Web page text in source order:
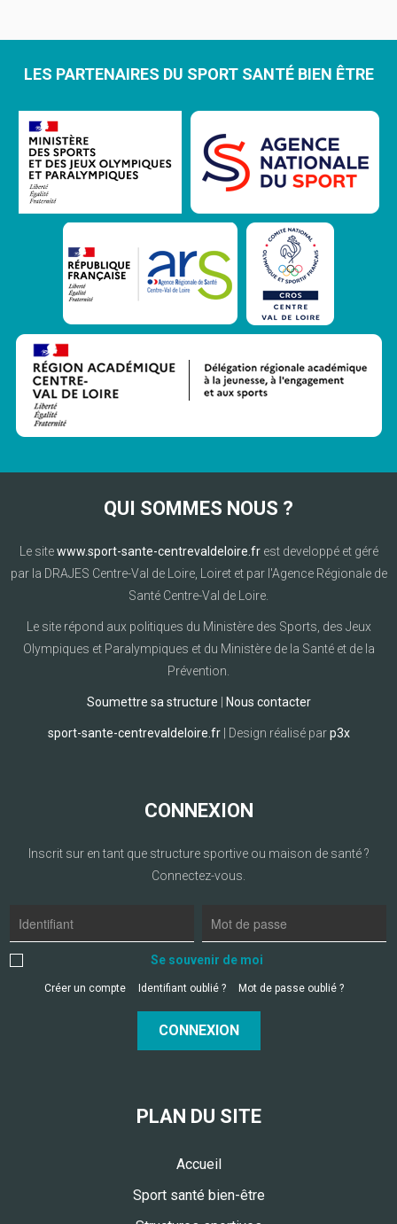
LES PARTENAIRES DU SPORT SANTÉ BIEN ÊTRE
QUI SOMMES NOUS ?
Le sitewww.sport-sante-centrevaldeloire.frest developpé et géré
par la DRAJES Centre-Val de Loire, Loiret et par l'Agence Régionale de
Santé Centre-Val de Loire.
Le site répond aux politiques du Ministère des Sports, des Jeux
Olympiques et Paralympiques et du Ministère de la Santé et de la
Prévention.
Soumettre sa structure Nous contacter
sport-sante-centrevaldeloire.fr| Design réalisé parp3x
CONNEXION
Inscrit sur en tant que structure sportive ou maison de santé ?
Connectez-vous.
Se souvenir de moi
Créer un compte Identifiant oublié ? Mot de passe oublié ?
CONNEXION
PLAN DU SITE
Accueil
Sport santé bien-être